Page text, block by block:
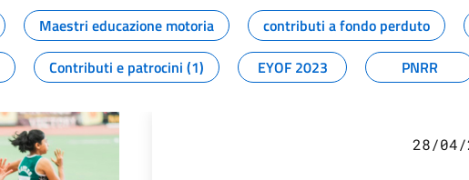
Maestri educazione motoria contributi a fondo perduto
Contributi e patrocini (1) EYOF 2023 PNRR
28/04/